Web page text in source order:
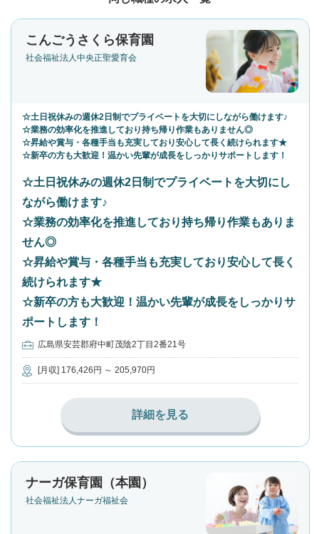
こんごうさくら保育園
社会福祉法人中央正聖愛育会
☆土日祝休みの週休2日制でプライベートを大切にしながら働けます♪
☆業務の効率化を推進しており持ち帰り作業もありません◎
☆昇給や賞与・各種手当も充実しており安心して長く続けられます★
☆新卒の方も大歓迎！温かい先輩が成長をしっかりサポートします！
☆土日祝休みの週休2日制でプライベートを大切にし
ながら働けます♪
☆業務の効率化を推進しており持ち帰り作業もありま
せん◎
☆昇給や賞与・各種手当も充実しており安心して長く
続けられます★
☆新卒の方も大歓迎！温かい先輩が成長をしっかりサ
ポートします！
広島県安芸郡府中町茂陰2丁目2番21号
[月収] 176,426円 ～ 205,970円
詳細を見る
ナーガ保育園（本園）
社会福祉法人ナーガ福祉会